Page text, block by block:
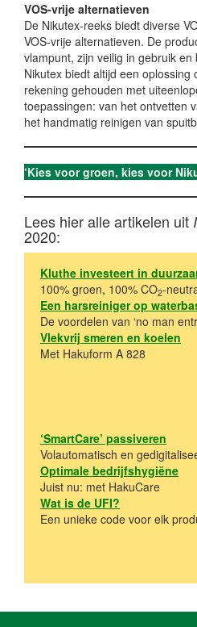
VOS-vrije alternatieven
De Nikutex-reeks biedt diverse
VOS-vrije alternatieven. De
vlampunt, zijn veilig in gebruik
Nikutex biedt altijd een oplossing
rekening gehouden met
toepassingen: van het ontvetten
het handmatig reinigen van
‘Kies voor groen, kies voor
Lees hier alle artikelen uit
2020:
Kluthe investeert in
100% groen, 100% CO2-
Een harsreiniger op
De voordelen van ‘no man
Vlekvrij smeren en koelen
Met Hakuform A 828
‘SmartCare’ passiveren
Volautomatisch en
Optimale bedrijfshygiëne
Juist nu: met HakuCare
Wat is de UFI?
Een unieke code voor elk